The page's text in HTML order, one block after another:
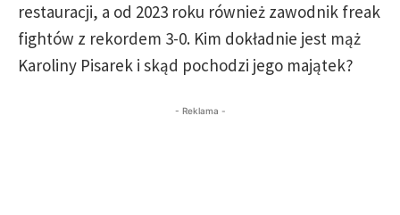
restauracji, a od 2023 roku również zawodnik freak
fightów z rekordem 3-0. Kim dokładnie jest mąż
Karoliny Pisarek i skąd pochodzi jego majątek?
- Reklama -